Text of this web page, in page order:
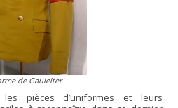
de Gauleiter
les pièces d’uniformes et leurs